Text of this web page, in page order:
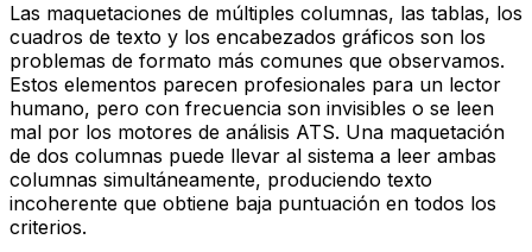
Las maquetaciones de múltiples columnas, las tablas, los
cuadros de texto y los encabezados gráficos son los
problemas de formato más comunes que observamos.
Estos elementos parecen profesionales para un lector
humano, pero con frecuencia son invisibles o se leen
mal por los motores de análisis ATS. Una maquetación
de dos columnas puede llevar al sistema a leer ambas
columnas simultáneamente, produciendo texto
incoherente que obtiene baja puntuación en todos los
criterios.